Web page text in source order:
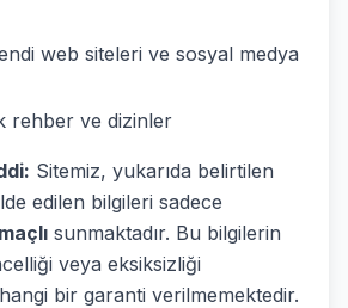
web siteleri ve sosyal medya
rehber ve dizinler
Sitemiz, yukarıda belirtilen
edilen bilgileri sadece
sunmaktadır. Bu bilgilerin
veya eksiksizliği
bir garanti verilmemektedir.